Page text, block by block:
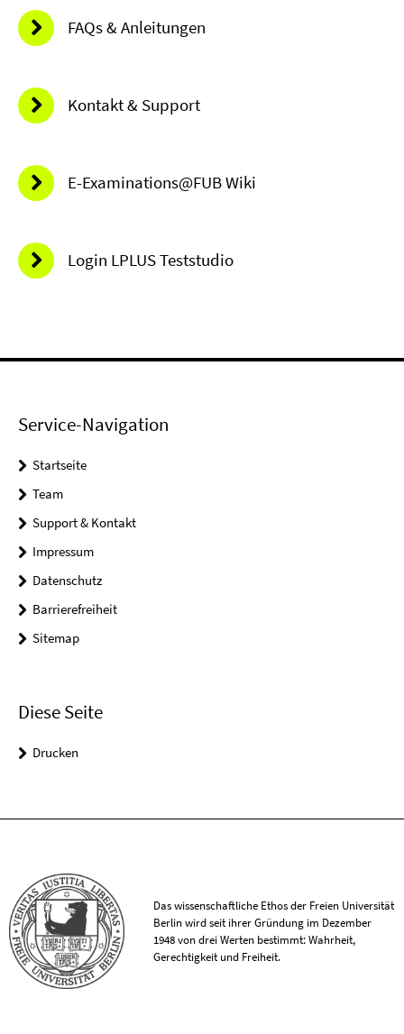
FAQs & Anleitungen
Kontakt & Support
E-Examinations@FUB Wiki
Login LPLUS Teststudio
Service-Navigation
Startseite
Team
Support & Kontakt
Impressum
Datenschutz
Barrierefreiheit
Sitemap
Diese Seite
Drucken
Das wissenschaftliche Ethos der Freien Universität
Berlin wird seit ihrer Gründung im Dezember
1948 von drei Werten bestimmt: Wahrheit,
Gerechtigkeit und Freiheit.